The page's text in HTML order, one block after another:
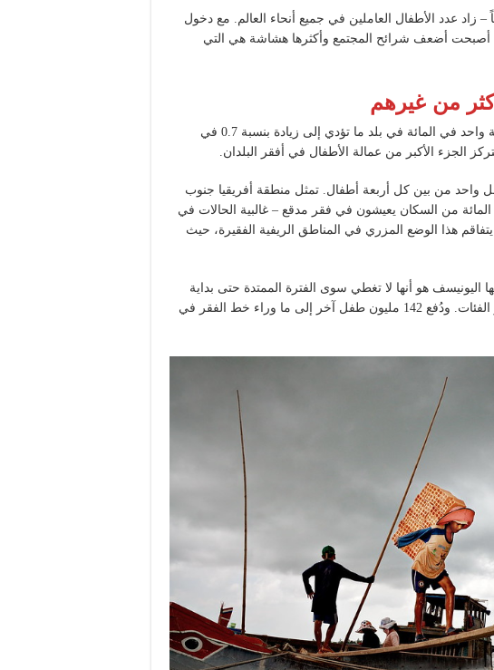
2016 و 2020 – لأول مرة منذ 20 عاماً – زاد عدد الأطفال العاملين في جميع أنحاء العالم. مع دخول
أصبحت أضعف شرائح المجتمع وأكثرها هشاشة هي التي
من غيرهم
تقدر منظمة العمل الدولية أن زيادة الفقر بنسبة واحد في المائة في بلد ما تؤدي إلى زيادة بنسبة 0.7 في
الجزء الأكبر من عمالة الأطفال في أفقر البلدان.
واحد من بين كل أربعة أطفال. تمثل منطقة أفريقيا جنوب
وحدها – حيث لا يزال أكثر من 40 في المائة من السكان يعيشون في فقر مدقع – غالبية الحالات في
حيث يعمل 87 مليون طفل. يتفاقم هذا الوضع المزري في المناطق الريفية الفقيرة، حيث
اليونيسف هو أنها لا تغطي سوى الفترة الممتدة حتى بداية
عام 2020. وليس سراً أن كوفيد-19 أصاب أفقر الفئات. ودُفع 142 مليون طفل آخر إلى ما وراء خط الفقر في